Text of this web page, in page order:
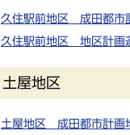
久住駅前地区 成田都市
久住駅前地区 地区計画
土屋地区
土屋地区 成田都市計画